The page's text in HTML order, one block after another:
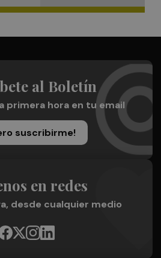
al Boletín
primera hora en tu email
suscribirme!
en redes
desde cualquier medio